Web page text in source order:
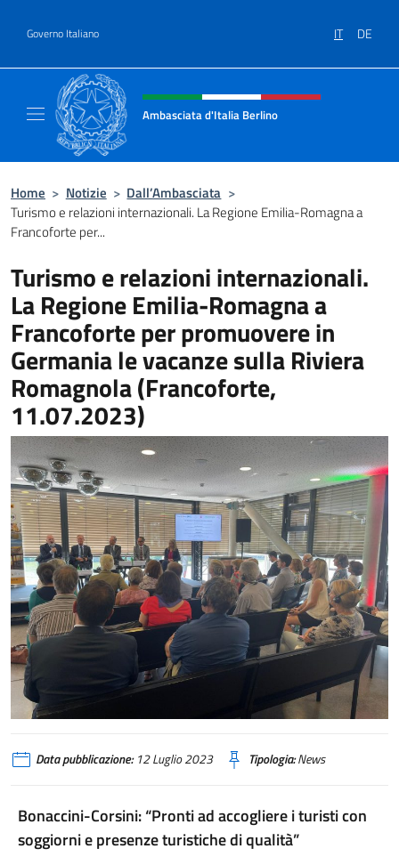
Governo Italiano IT DE
Intestazione sito, social e menù
Ambasciata d'Italia Berlino
Home > Notizie > Dall’Ambasciata >
Turismo e relazioni internazionali. La Regione Emilia-Romagna a
Francoforte per...
Turismo e relazioni internazionali.
La Regione Emilia-Romagna a
Francoforte per promuovere in
Germania le vacanze sulla Riviera
Romagnola (Francoforte,
11.07.2023)
Data pubblicazione:12 Luglio 2023 Tipologia:News
Bonaccini-Corsini: “Pronti ad accogliere i turisti con
soggiorni e presenze turistiche di qualità”